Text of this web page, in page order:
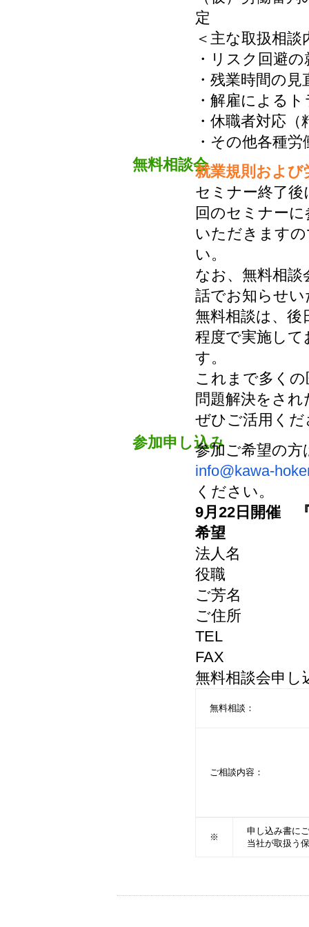
定
＜主な取扱相談
・リスク回避
・残業時間の見
・解雇による
・休職者対応
・その他各種
無料相談会就業規則およ
セミナー終了後
回のセミナー
いただきます
い。
なお、無料相談
話でお知らせ
無料相談は、後
程度で実施し
す。
これまで多く
問題解決をさ
ぜひご活用くだ
参加申し込み参加ご希望の方
info@kawa-
ください。
9月22日開催
希望
法人名
役職
ご芳名
ご住所
TEL
FAX
無料相談会申し
無料相談：
ご相談内容：
※
申し込み書に
当社が取扱う